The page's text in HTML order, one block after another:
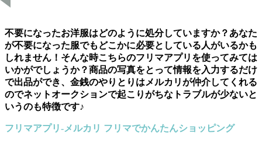
不要になったお洋服はどのように処分していますか？あなた
が不要になった服でもどこかに必要としている人がいるかも
しれません！そんな時こちらのフリマアプリを使ってみては
いかがでしょうか？商品の写真をとって情報を入力するだけ
で出品ができ、金銭のやりとりはメルカリが仲介してくれる
のでネットオークションで起こりがちなトラブルが少ないと
いうのも特徴です♪
フリマアプリ-メルカリ フリマでかんたんショッピング